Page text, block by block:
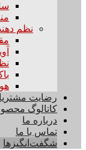
نظم
رضایت
کاتالوگ
درباره ما
تماس با ما
شگفت‌انگیزها